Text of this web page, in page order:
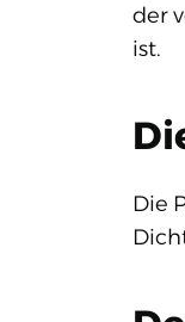
der
ist.
Die